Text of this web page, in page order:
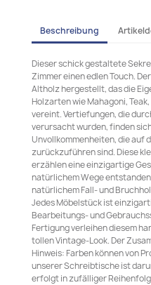
Beschreibung
Dieser schick gestaltete
Zimmer einen edlen Touch.
Altholz hergestellt, das die
Holzarten wie Mahagoni,
vereint. Vertiefungen, die
verursacht wurden, finden
Unvollkommenheiten, die auf
zurückzuführen sind. Diese
erzählen eine einzigartige
natürlichem Wege
natürlichem Fall- und
Jedes Möbelstück ist
Bearbeitungs- und
Fertigung verleihen diesem
tollen Vintage-Look. Der
Hinweis: Farben können von
unserer Schreibtische ist
erfolgt in zufälliger